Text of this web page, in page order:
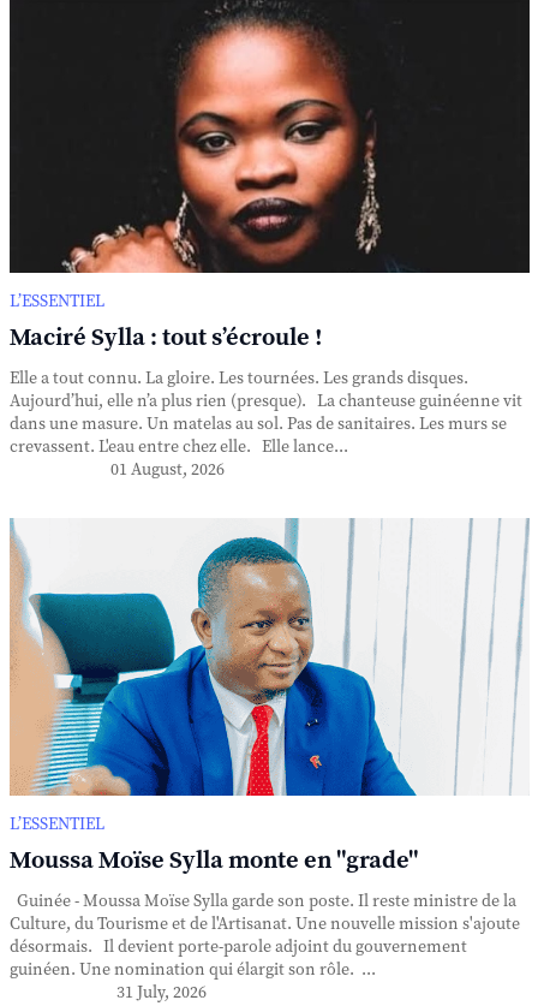
L’ESSENTIEL
Maciré Sylla : tout s’écroule !
Elle a tout connu. La gloire. Les tournées. Les grands disques.
Aujourd’hui, elle n’a plus rien (presque). La chanteuse guinéenne vit
dans une masure. Un matelas au sol. Pas de sanitaires. Les murs se
crevassent. L'eau entre chez elle. Elle lance...
01 August, 2026
L’ESSENTIEL
Moussa Moïse Sylla monte en "grade"
Guinée - Moussa Moïse Sylla garde son poste. Il reste ministre de la
Culture, du Tourisme et de l'Artisanat. Une nouvelle mission s'ajoute
désormais. Il devient porte-parole adjoint du gouvernement
guinéen. Une nomination qui élargit son rôle. ...
31 July, 2026